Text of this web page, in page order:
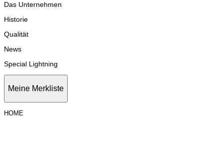
Das Unternehmen
Historie
Qualität
News
Special Lightning
Meine Merkliste
HOME